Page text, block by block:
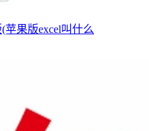
果版excel叫什么